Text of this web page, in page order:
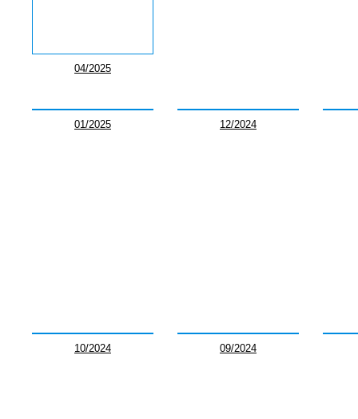
04/2025
01/2025 12/2024
10/2024 09/2024